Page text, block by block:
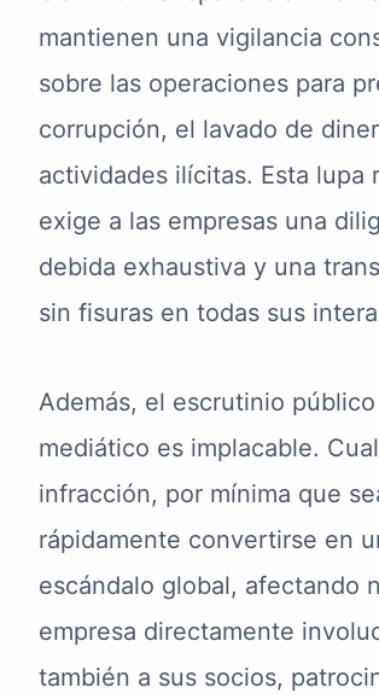
mantienen una vigilancia
sobre las operaciones para
corrupción, el lavado de
actividades ilícitas. Esta lupa
exige a las empresas una
debida exhaustiva y una
sin fisuras en todas sus
Además, el escrutinio
mediático es implacable.
infracción, por mínima que
rápidamente convertirse en
escándalo global, afectando
empresa directamente
también a sus socios,